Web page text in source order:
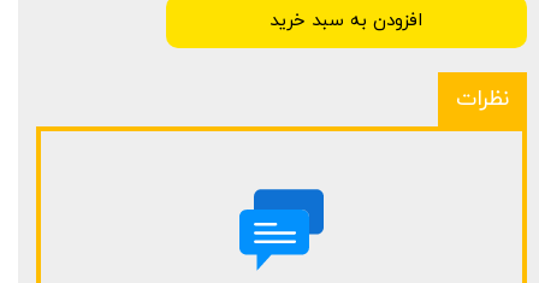
افزودن به سبد خرید
نظرات